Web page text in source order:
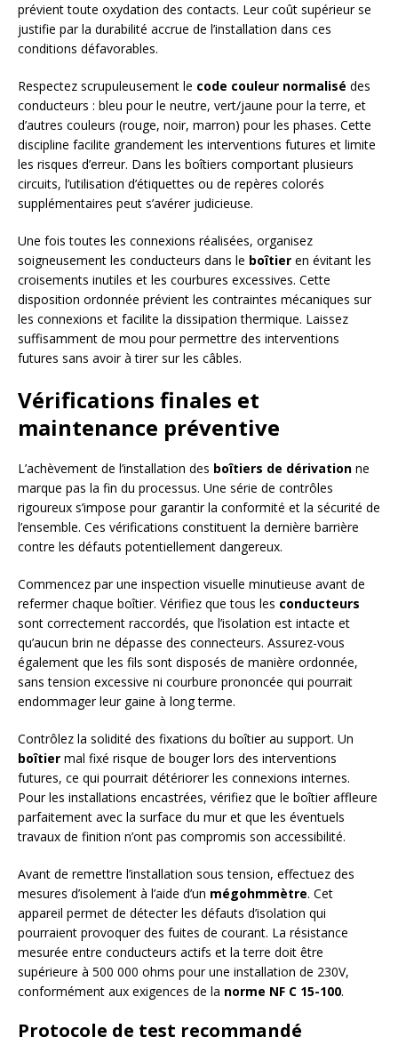
prévient toute oxydation des contacts. Leur coût supérieur se
justifie par la durabilité accrue de l’installation dans ces
conditions défavorables.
Respectez scrupuleusement le code couleur normalisé des
conducteurs : bleu pour le neutre, vert/jaune pour la terre, et
d’autres couleurs (rouge, noir, marron) pour les phases. Cette
discipline facilite grandement les interventions futures et limite
les risques d’erreur. Dans les boîtiers comportant plusieurs
circuits, l’utilisation d’étiquettes ou de repères colorés
supplémentaires peut s’avérer judicieuse.
Une fois toutes les connexions réalisées, organisez
soigneusement les conducteurs dans le boîtier en évitant les
croisements inutiles et les courbures excessives. Cette
disposition ordonnée prévient les contraintes mécaniques sur
les connexions et facilite la dissipation thermique. Laissez
suffisamment de mou pour permettre des interventions
futures sans avoir à tirer sur les câbles.
Vérifications finales et
maintenance préventive
L’achèvement de l’installation des boîtiers de dérivation ne
marque pas la fin du processus. Une série de contrôles
rigoureux s’impose pour garantir la conformité et la sécurité de
l’ensemble. Ces vérifications constituent la dernière barrière
contre les défauts potentiellement dangereux.
Commencez par une inspection visuelle minutieuse avant de
refermer chaque boîtier. Vérifiez que tous les conducteurs
sont correctement raccordés, que l’isolation est intacte et
qu’aucun brin ne dépasse des connecteurs. Assurez-vous
également que les fils sont disposés de manière ordonnée,
sans tension excessive ni courbure prononcée qui pourrait
endommager leur gaine à long terme.
Contrôlez la solidité des fixations du boîtier au support. Un
boîtier mal fixé risque de bouger lors des interventions
futures, ce qui pourrait détériorer les connexions internes.
Pour les installations encastrées, vérifiez que le boîtier affleure
parfaitement avec la surface du mur et que les éventuels
travaux de finition n’ont pas compromis son accessibilité.
Avant de remettre l’installation sous tension, effectuez des
mesures d’isolement à l’aide d’un mégohmmètre. Cet
appareil permet de détecter les défauts d’isolation qui
pourraient provoquer des fuites de courant. La résistance
mesurée entre conducteurs actifs et la terre doit être
supérieure à 500 000 ohms pour une installation de 230V,
conformément aux exigences de la norme NF C 15-100.
Protocole de test recommandé